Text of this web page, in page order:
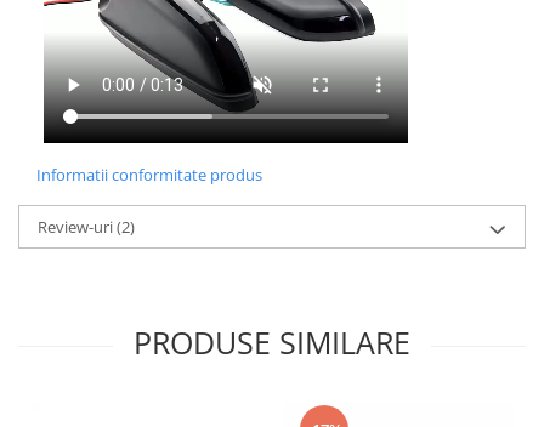
Informatii conformitate produs
Review-uri(2)
PRODUSE SIMILARE